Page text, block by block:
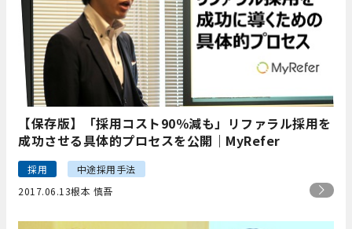
【保存版】「採用コスト90％減も」リファラル採用を
成功させる具体的プロセスを公開｜MyRefer
採用
中途採用手法
2017.06.13根本 慎吾